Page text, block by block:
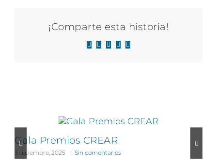
¡Comparte esta historia!
Facebook
X LinkedIn
WhatsApp
Correo
Gala Premios CREAR
3 diciembre, 2025 | Sin comentarios